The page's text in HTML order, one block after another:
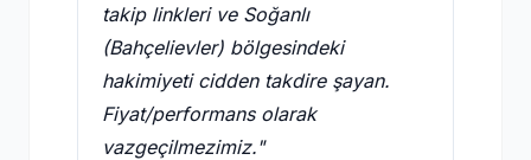
takip linkleri ve Soğanlı
(Bahçelievler) bölgesindeki
hakimiyeti cidden takdire şayan.
Fiyat/performans olarak
vazgeçilmezimiz."